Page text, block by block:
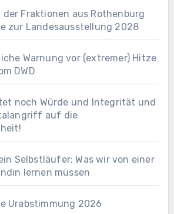
Fraktionen aus Rothenburg
zur Landesausstellung 2028
Warnung vor (extremer) Hitze
DWD
noch Würde und Integrität und
auf die
Selbstläufer: Was wir von einer
lernen müssen
Urabstimmung 2026